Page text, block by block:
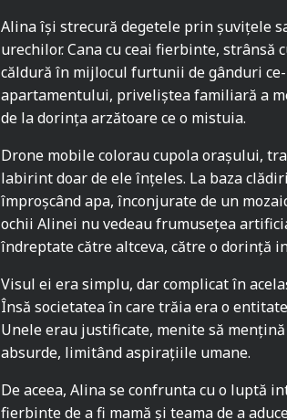
Alina își strecură degetele prin șuvițele
urechilor. Cana cu ceai fierbinte, strânsă
căldură în mijlocul furtunii de gânduri
apartamentului, priveliștea familiară a
de la dorința arzătoare ce o mistuia.
Drone mobile colorau cupola orașului,
labirint doar de ele înțeles. La baza
împroșcând apa, înconjurate de un
ochii Alinei nu vedeau frumusețea
îndreptate către altceva, către o dorință
Visul ei era simplu, dar complicat în
Însă societatea în care trăia era o
Unele erau justificate, menite să
absurde, limitând aspirațiile umane.
De aceea, Alina se confrunta cu o luptă
fierbinte de a fi mamă și teama de a